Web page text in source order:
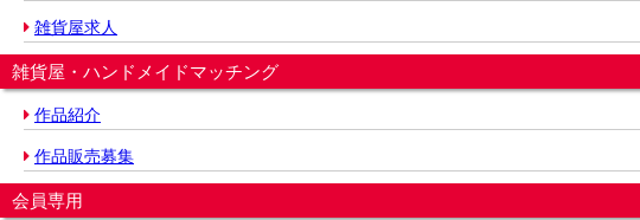
雑貨屋求人
雑貨屋・ハンドメイドマッチング
作品紹介
作品販売募集
会員専用